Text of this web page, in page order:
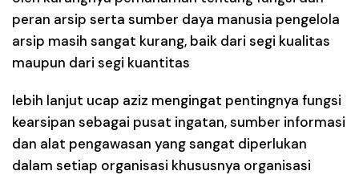
peran arsip serta sumber daya manusia pengelola
arsip masih sangat kurang, baik dari segi kualitas
maupun dari segi kuantitas
lebih lanjut ucap aziz mengingat pentingnya fungsi
kearsipan sebagai pusat ingatan, sumber informasi
dan alat pengawasan yang sangat diperlukan
dalam setiap organisasi khususnya organisasi